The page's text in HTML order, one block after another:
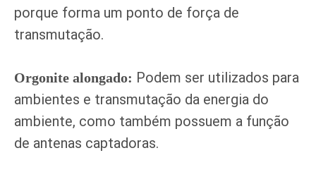
porque forma um ponto de força de
transmutação.
Orgonite alongado: Podem ser utilizados para
ambientes e transmutação da energia do
ambiente, como também possuem a função
de antenas captadoras.